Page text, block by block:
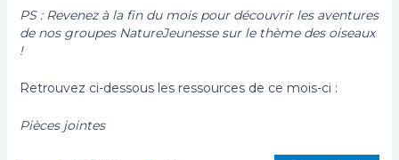
PS : Revenez à la fin du mois pour découvrir les aventures
de nos groupes NatureJeunesse sur le thème des oiseaux
!
Retrouvez ci-dessous les ressources de ce mois-ci :
Pièces jointes